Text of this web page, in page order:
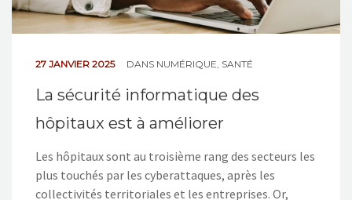
27 JANVIER 2025 DANS NUMÉRIQUE, SANTÉ
La sécurité informatique des
hôpitaux est à améliorer
Les hôpitaux sont au troisième rang des secteurs les
plus touchés par les cyberattaques, après les
collectivités territoriales et les entreprises. Or,